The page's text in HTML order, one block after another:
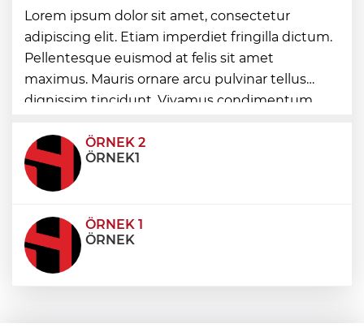
Şampiyonlar, İETT ile İstanbul’da
Ayvalık’ta üretici ve el emeği pazarı renk
katıyor
Lorem ipsum dolor sit amet, consectetur
adipiscing elit. Etiam imperdiet fringilla dictum.
Pellentesque euismod at felis sit amet
maximus. Mauris ornare arcu pulvinar tellus
dignissim tincidunt. Vivamus condimentum
condimentum eros et, faucibus sapien. Praese
ÖRNEK 2
ÖRNEK1
ÖRNEK 1
ÖRNEK